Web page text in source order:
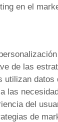
en el
de las
utilizan datos
las
del
de